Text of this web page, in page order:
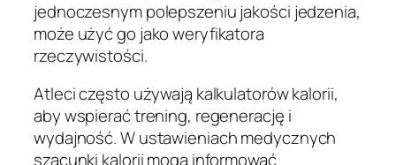
jednoczesnym polepszeniu jakości jedzenia,
może użyć go jako weryfikatora
rzeczywistości.
Atleci często używają kalkulatorów kalorii,
aby wspierać trening, regenerację i
wydajność. W ustawieniach medycznych
szacunki kalorii mogą informować